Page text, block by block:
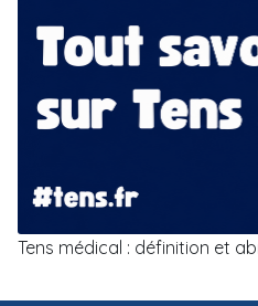
Tens médical : définition et